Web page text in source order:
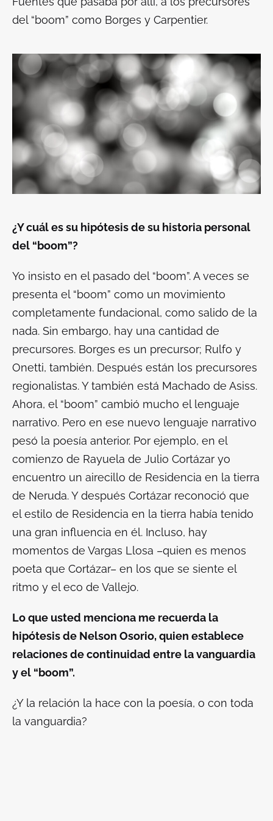
del “boom” como Borges y Carpentier.
¿Y cuál es su hipótesis de su historia personal
del “boom”?
Yo insisto en el pasado del “boom”. A veces se
presenta el “boom” como un movimiento
completamente fundacional, como salido de la
nada. Sin embargo, hay una cantidad de
precursores. Borges es un precursor; Rulfo y
Onetti, también. Después están los precursores
regionalistas. Y también está Machado de Asiss.
Ahora, el “boom” cambió mucho el lenguaje
narrativo. Pero en ese nuevo lenguaje narrativo
pesó la poesía anterior. Por ejemplo, en el
comienzo de Rayuela de Julio Cortázar yo
encuentro un airecillo de Residencia en la tierra
de Neruda. Y después Cortázar reconoció que
el estilo de Residencia en la tierra había tenido
una gran influencia en él. Incluso, hay
momentos de Vargas Llosa –quien es menos
poeta que Cortázar– en los que se siente el
ritmo y el eco de Vallejo.
Lo que usted menciona me recuerda la
hipótesis de Nelson Osorio, quien establece
relaciones de continuidad entre la vanguardia
y el “boom”.
¿Y la relación la hace con la poesía, o con toda
la vanguardia?